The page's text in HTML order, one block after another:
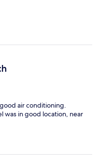
air conditioning.
was in good location, near